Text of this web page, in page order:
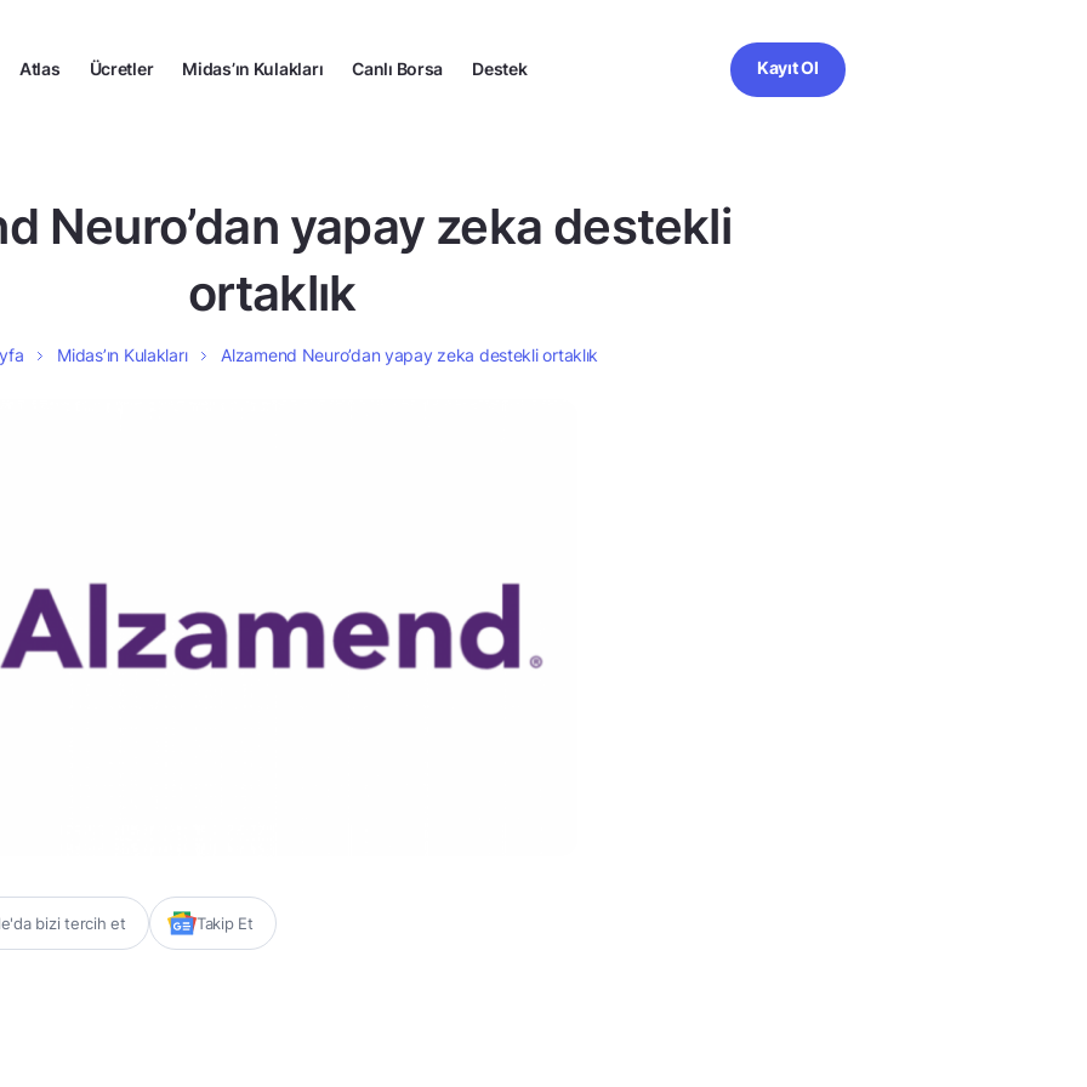
Atlas Ücretler Midas’ın Kulakları Canlı Borsa Destek Kayıt Ol
Neuro’dan yapay zeka destekli
ortaklık
Midas’ın Kulakları Alzamend Neuro’dan yapay zeka destekli ortaklık
bizi tercih et Takip Et